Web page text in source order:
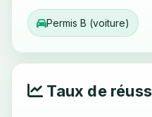
Permis B (voiture)
Taux de